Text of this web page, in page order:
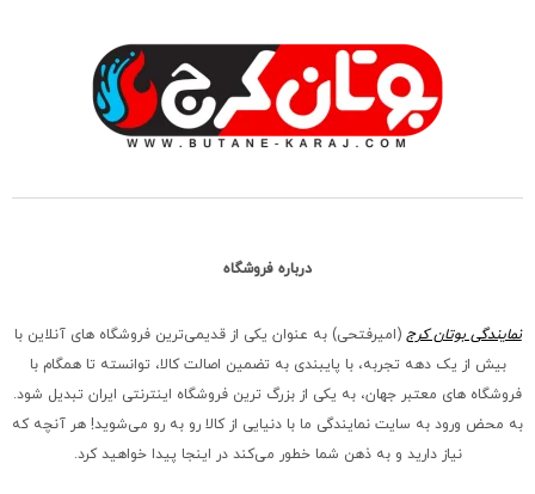
درباره فروشگاه
نمایندگی بوتان کرج (امیرفتحی) به عنوان یکی از قدیمی‌ترین فروشگاه های آنلاین با
بیش از یک دهه تجربه، با پایبندی به تضمین اصالت کالا، توانسته تا همگام با
فروشگاه‌ های معتبر جهان، به یکی از بزرگ‌ ترین فروشگاه اینترنتی ایران تبدیل شود.
به محض ورود به سایت نمایندگی ما با دنیایی از کالا رو به رو می‌شوید! هر آنچه که
نیاز دارید و به ذهن شما خطور می‌کند در اینجا پیدا خواهید کرد.